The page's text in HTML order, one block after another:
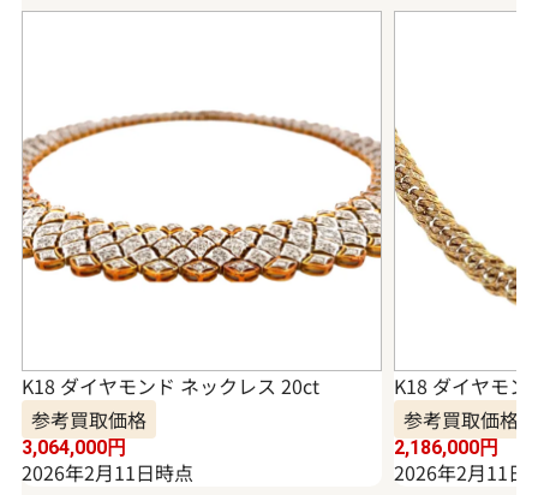
K18 ダイヤモンド ネックレス 20ct
参考買取価格
3,064,000円
2026年2月11日時点
K18 ダイヤモン
参考買取価格
2,186,000円
2026年2月11日